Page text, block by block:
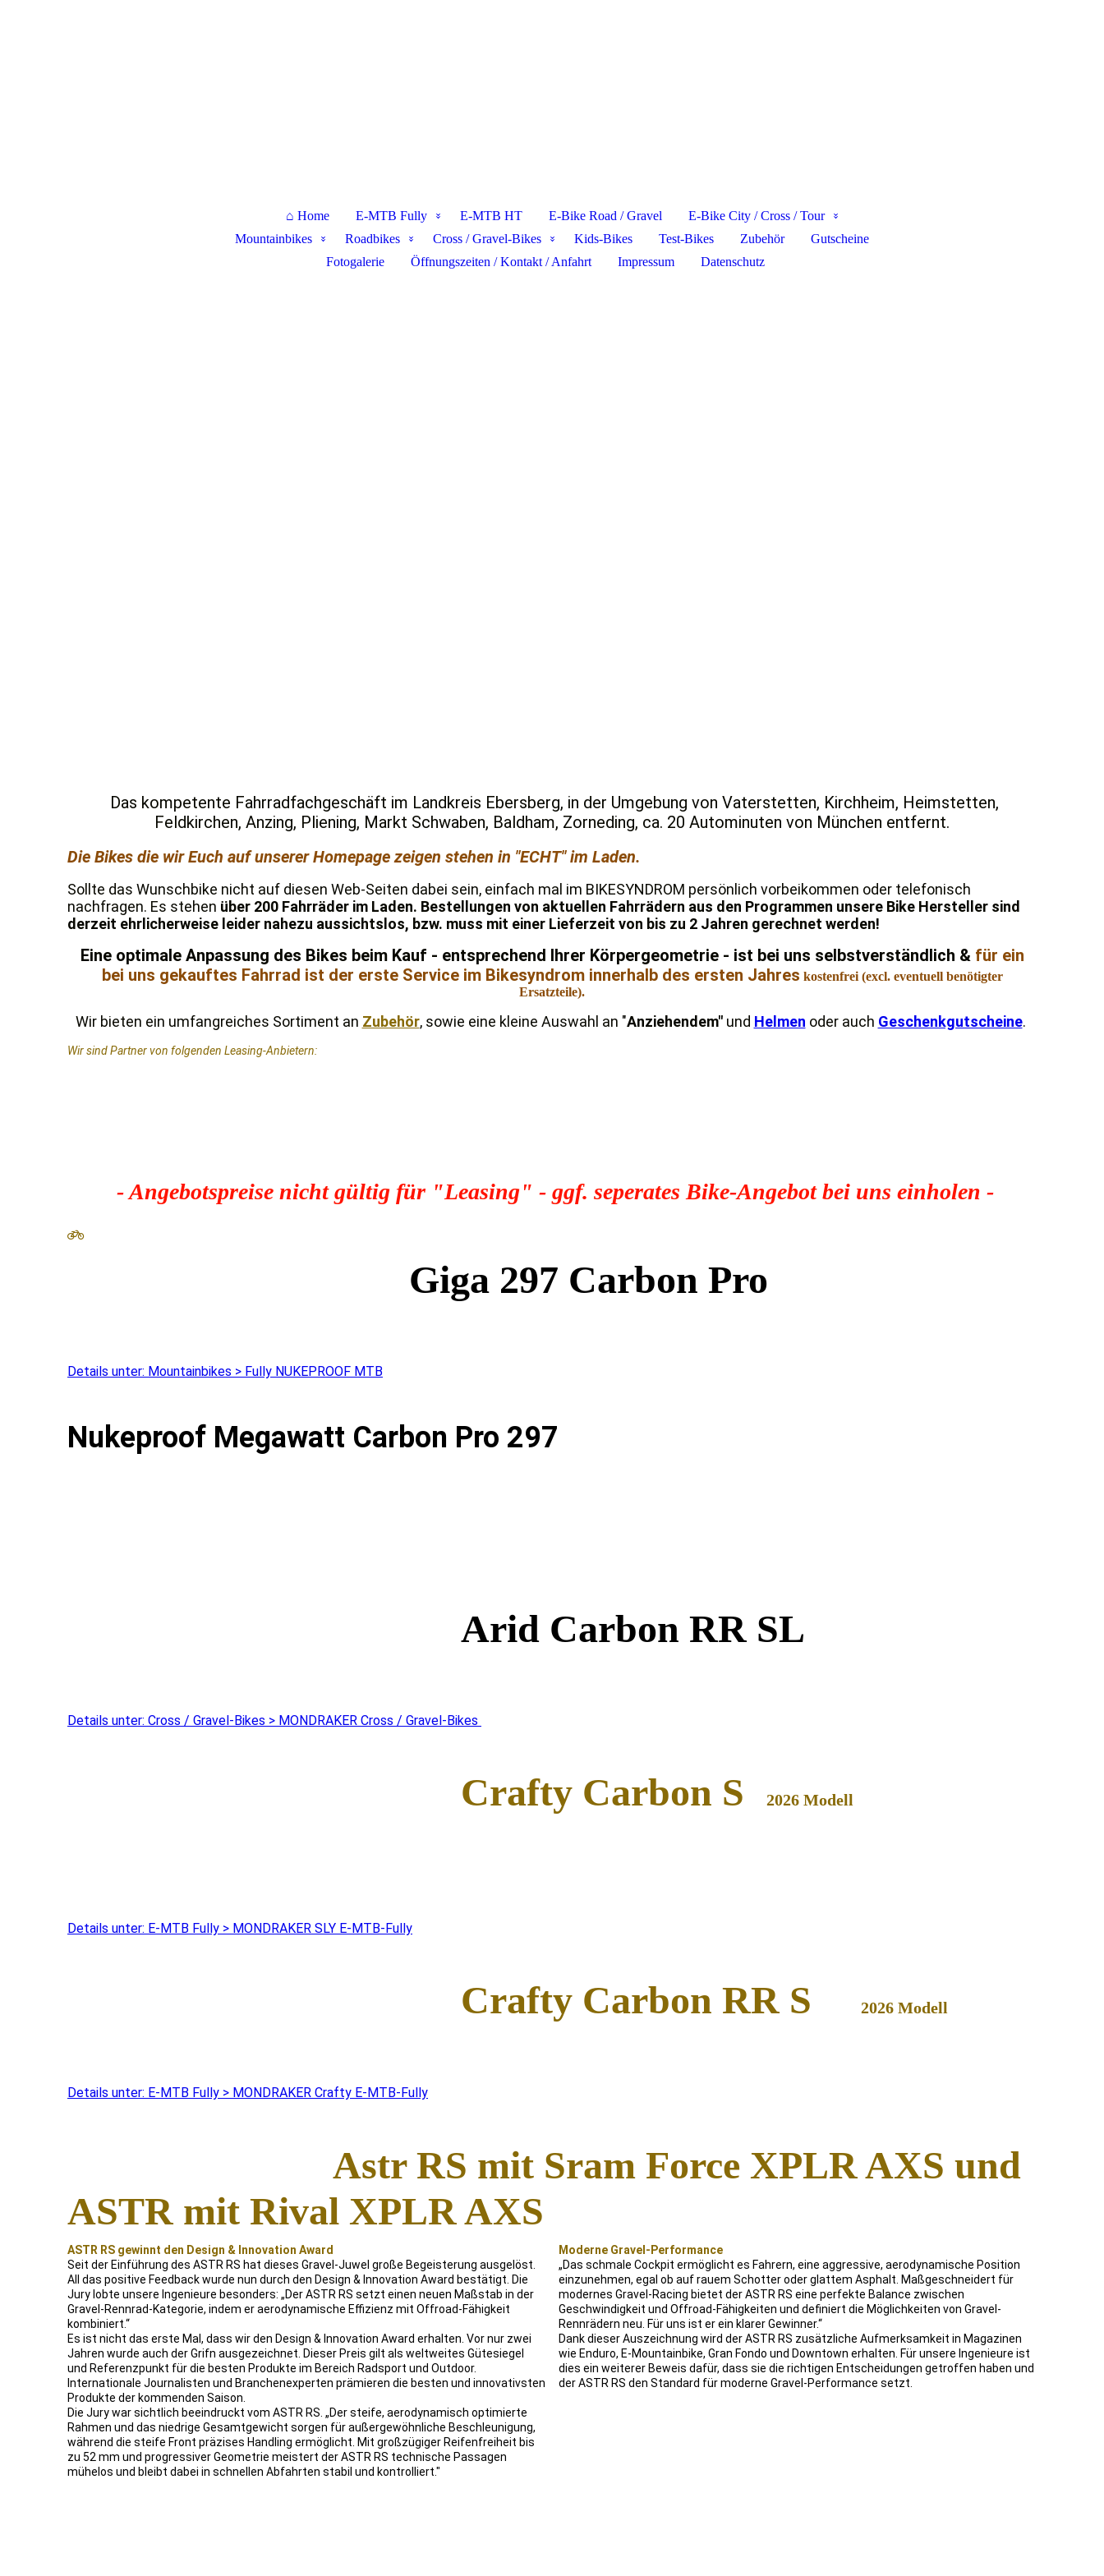
⌂ Home E-MTB Fully E-MTB HT E-Bike Road / Gravel
E-Bike City / Cross / Tour
Mountainbikes
Roadbikes Cross / Gravel-Bikes Kids-Bikes Test-Bikes Zubehör
Gutscheine
Fotogalerie
Öffnungszeiten / Kontakt / Anfahrt Impressum Datenschutz
Das kompetente Fahrradfachgeschäft im Landkreis Ebersberg, in der Umgebung von Vaterstetten, Kirchheim, Heimstetten,
Feldkirchen, Anzing, Pliening, Markt Schwaben, Baldham, Zorneding, ca. 20 Autominuten von München entfernt.
Die Bikes die wir Euch auf unserer Homepage zeigen stehen in "ECHT" im Laden.
Sollte das Wunschbike nicht auf diesen Web-Seiten dabei sein, einfach mal im BIKESYNDROM persönlich vorbeikommen oder telefonisch
nachfragen. Es stehen über 200 Fahrräder im Laden. Bestellungen von aktuellen Fahrrädern aus den Programmen unsere Bike Hersteller sind
derzeit ehrlicherweise leider nahezu aussichtslos, bzw. muss mit einer Lieferzeit von bis zu 2 Jahren gerechnet werden!
Eine optimale Anpassung des Bikes beim Kauf - entsprechend Ihrer Körpergeometrie - ist bei uns selbstverständlich & für ein
bei uns gekauftes Fahrrad ist der erste Service im Bikesyndrom innerhalb des ersten Jahres kostenfrei (excl. eventuell benötigter
Ersatzteile).
Wir bieten ein umfangreiches Sortiment an Zubehör, sowie eine kleine Auswahl an "Anziehendem"und Helmen oder auch Geschenkgutscheine.
Wir sind Partner von folgenden Leasing-Anbietern:
- Angebotspreise nicht gültig für "Leasing" - ggf. seperates Bike-Angebot bei uns einholen -
Giga 297 Carbon Pro
Details unter: Mountainbikes > Fully NUKEPROOF MTB
Nukeproof Megawatt Carbon Pro 297
Arid Carbon RR SL
Details unter: Cross / Gravel-Bikes > MONDRAKER Cross / Gravel-Bikes
Crafty Carbon S 2026 Modell
Details unter: E-MTB Fully > MONDRAKER SLY E-MTB-Fully
Crafty Carbon RR S 2026 Modell
Details unter: E-MTB Fully > MONDRAKER Crafty E-MTB-Fully
Astr RS mit Sram Force XPLR AXS und
ASTR mit Rival XPLR AXS
ASTR RS gewinnt den Design & Innovation Award
Seit der Einführung des ASTR RS hat dieses Gravel-Juwel große Begeisterung ausgelöst.
All das positive Feedback wurde nun durch den Design & Innovation Award bestätigt. Die
Jury lobte unsere Ingenieure besonders: „Der ASTR RS setzt einen neuen Maßstab in der
Gravel-Rennrad-Kategorie, indem er aerodynamische Effizienz mit Offroad-Fähigkeit
kombiniert.“
Es ist nicht das erste Mal, dass wir den Design & Innovation Award erhalten. Vor nur zwei
Jahren wurde auch der Grifn ausgezeichnet. Dieser Preis gilt als weltweites Gütesiegel
und Referenzpunkt für die besten Produkte im Bereich Radsport und Outdoor.
Internationale Journalisten und Branchenexperten prämieren die besten und innovativsten
Produkte der kommenden Saison.
Die Jury war sichtlich beeindruckt vom ASTR RS. „Der steife, aerodynamisch optimierte
Rahmen und das niedrige Gesamtgewicht sorgen für außergewöhnliche Beschleunigung,
während die steife Front präzises Handling ermöglicht. Mit großzügiger Reifenfreiheit bis
zu 52 mm und progressiver Geometrie meistert der ASTR RS technische Passagen
mühelos und bleibt dabei in schnellen Abfahrten stabil und kontrolliert."
Moderne Gravel-Performance
„Das schmale Cockpit ermöglicht es Fahrern, eine aggressive, aerodynamische Position
einzunehmen, egal ob auf rauem Schotter oder glattem Asphalt. Maßgeschneidert für
modernes Gravel-Racing bietet der ASTR RS eine perfekte Balance zwischen
Geschwindigkeit und Offroad-Fähigkeiten und definiert die Möglichkeiten von Gravel-
Rennrädern neu. Für uns ist er ein klarer Gewinner.“
Dank dieser Auszeichnung wird der ASTR RS zusätzliche Aufmerksamkeit in Magazinen
wie Enduro, E-Mountainbike, Gran Fondo und Downtown erhalten. Für unsere Ingenieure ist
dies ein weiterer Beweis dafür, dass sie die richtigen Entscheidungen getroffen haben und
der ASTR RS den Standard für moderne Gravel-Performance setzt.